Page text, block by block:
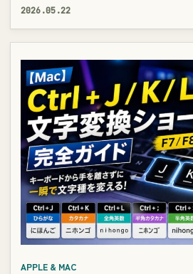
2026.05.22
APPLE & MAC